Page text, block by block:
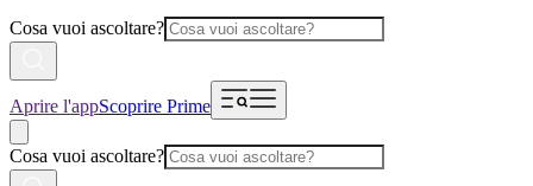
Cosa vuoi ascoltare?
Aprire l'appScoprire Prime
Cosa vuoi ascoltare?